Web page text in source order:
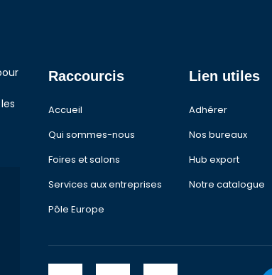
Raccourcis
Accueil
Qui sommes-nous
Foires et salons
Services aux entreprises
Pôle Europe
Lien utiles
Adhérer
Nos bureaux
Hub export
Notre catalogue